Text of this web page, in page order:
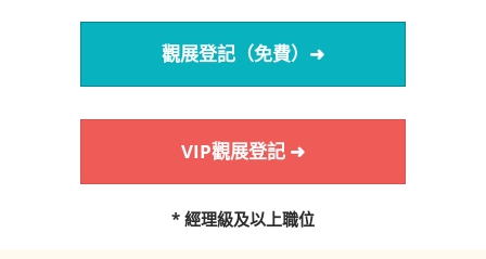
觀展登記（免費）➜
VIP觀展登記 ➜
* 經理級及以上職位